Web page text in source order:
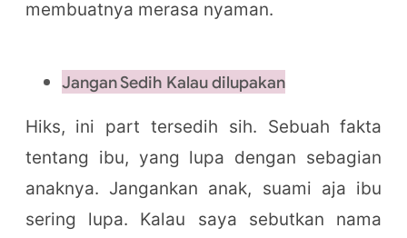
membuatnya merasa nyaman.
Jangan Sedih Kalau dilupakan
Hiks, ini part tersedih sih. Sebuah fakta
tentang ibu, yang lupa dengan sebagian
anaknya. Jangankan anak, suami aja ibu
sering lupa. Kalau saya sebutkan nama